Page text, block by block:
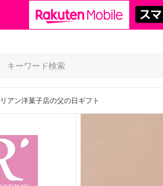
アン洋菓子店の父の日ギフト